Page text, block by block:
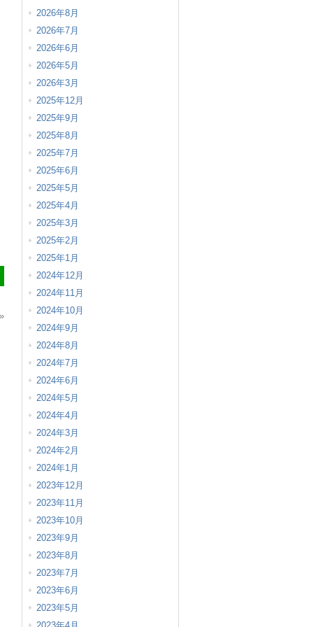
2026年8月
2026年7月
2026年6月
2026年5月
2026年3月
2025年12月
2025年9月
2025年8月
2025年7月
2025年6月
2025年5月
2025年4月
2025年3月
2025年2月
2025年1月
2024年12月
2024年11月
2024年10月
2024年9月
2024年8月
2024年7月
2024年6月
2024年5月
2024年4月
2024年3月
2024年2月
2024年1月
2023年12月
2023年11月
2023年10月
2023年9月
2023年8月
2023年7月
2023年6月
2023年5月